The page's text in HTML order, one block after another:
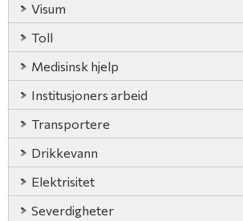
Visum
Toll
Medisinsk hjelp
Institusjoners arbeid
Transportere
Drikkevann
Elektrisitet
Severdigheter